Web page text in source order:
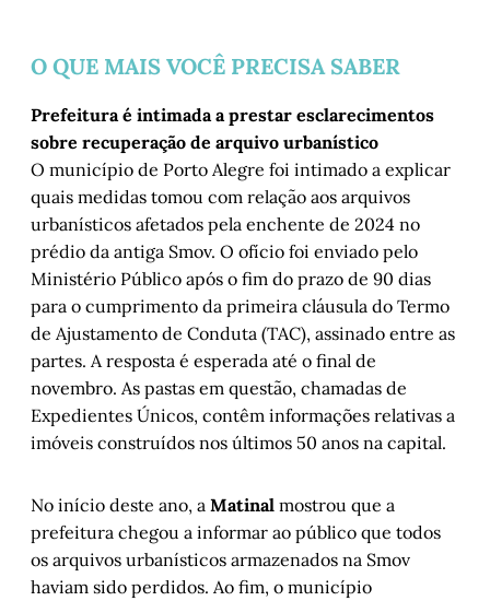
O QUE MAIS VOCÊ PRECISA SABER
Prefeitura é intimada a prestar esclarecimentos
sobre recuperação de arquivo urbanístico
O município de Porto Alegre foi intimado a explicar
quais medidas tomou com relação aos arquivos
urbanísticos afetados pela enchente de 2024 no
prédio da antiga Smov. O ofício foi enviado pelo
Ministério Público após o fim do prazo de 90 dias
para o cumprimento da primeira cláusula do Termo
de Ajustamento de Conduta (TAC), assinado entre as
partes. A resposta é esperada até o final de
novembro. As pastas em questão, chamadas de
Expedientes Únicos, contêm informações relativas a
imóveis construídos nos últimos 50 anos na capital.
No início deste ano, a Matinal mostrou que a
prefeitura chegou a informar ao público que todos
os arquivos urbanísticos armazenados na Smov
haviam sido perdidos. Ao fim, o município